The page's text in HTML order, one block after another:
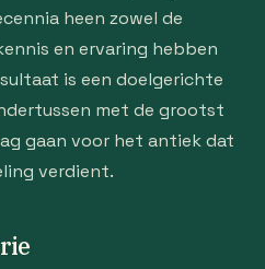
heen zowel de
en ervaring hebben
is een doelgerichte
met de grootst
gaan voor het antiek dat
verdient.